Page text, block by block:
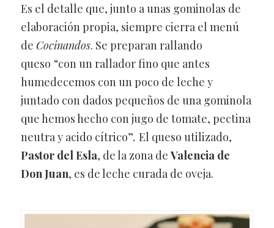
Es el detalle que, junto a unas gominolas de
elaboración propia, siempre cierra el menú
de Cocinandos. Se preparan rallando
queso “con un rallador fino que antes
humedecemos con un poco de leche y
juntado con dados pequeños de una gominola
que hemos hecho con jugo de tomate, pectina
neutra y acido cítrico”. El queso utilizado,
Pastor del Esla, de la zona deValencia de
Don Juan, es de leche curada de oveja.